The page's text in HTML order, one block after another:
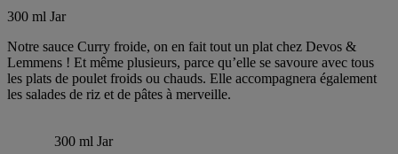
300 ml Jar
Notre sauce Curry froide, on en fait tout un plat chez Devos &
Lemmens ! Et même plusieurs, parce qu’elle se savoure avec tous
les plats de poulet froids ou chauds. Elle accompagnera également
les salades de riz et de pâtes à merveille.
300 ml Jar